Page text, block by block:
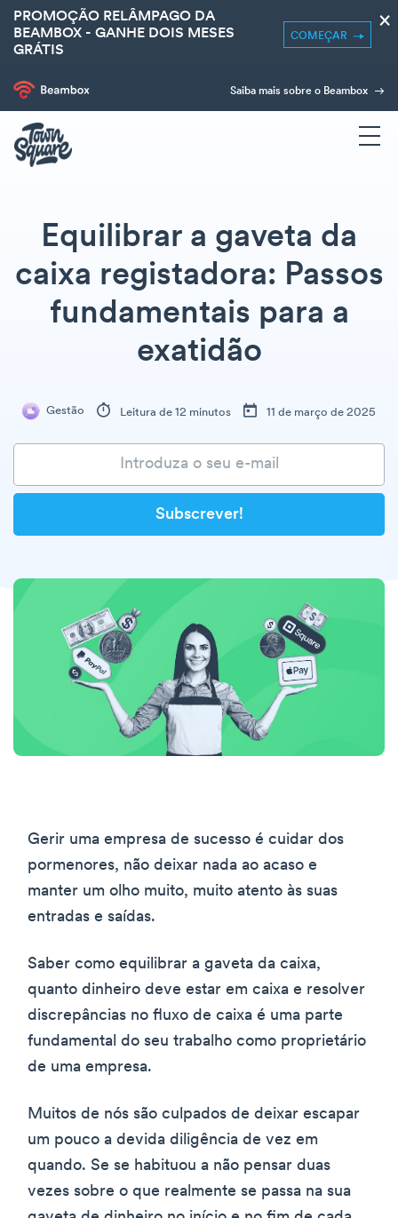
PROMOÇÃO RELÂMPAGO DA
BEAMBOX - GANHE DOIS MESES
GRÁTIS
COMEÇAR
×
Saiba mais sobre o Beambox
Equilibrar a gaveta da
caixa registadora: Passos
fundamentais para a
exatidão
Gestão Leitura de 12 minutos 11 de março de 2025
Gerir uma empresa de sucesso é cuidar dos
pormenores, não deixar nada ao acaso e
manter um olho muito, muito atento às suas
entradas e saídas.
Saber como equilibrar a gaveta da caixa,
quanto dinheiro deve estar em caixa e resolver
discrepâncias no fluxo de caixa é uma parte
fundamental do seu trabalho como proprietário
de uma empresa.
Muitos de nós são culpados de deixar escapar
um pouco a devida diligência de vez em
quando. Se se habituou a não pensar duas
vezes sobre o que realmente se passa na sua